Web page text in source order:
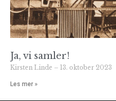
Ja, vi samler!
Kirsten Linde 13. oktober 2023
Les mer »